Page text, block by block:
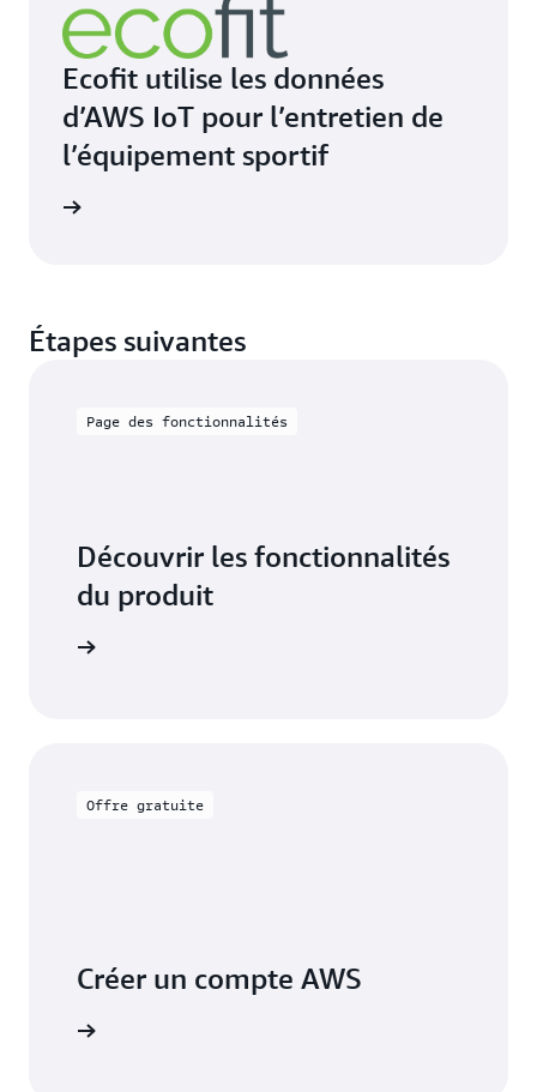
Ecofit utilise les données
d’AWS IoT pour l’entretien de
l’équipement sportif
Étapes suivantes
Page des fonctionnalités
Découvrir les fonctionnalités
du produit
Offre gratuite
Créer un compte AWS